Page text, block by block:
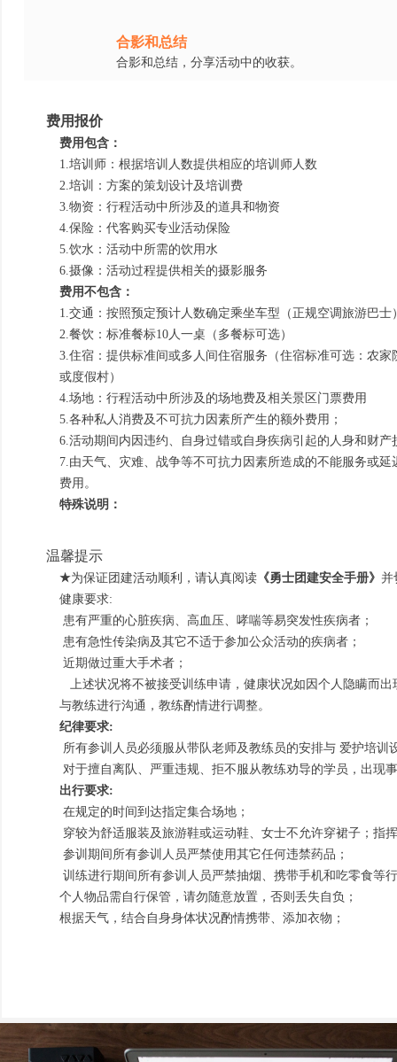
合影和总结
合影和总结，分享活动中的收获。
费用报价
费用包含：
1.培训师：根据培训人数提供相应的培训师人数
2.培训：方案的策划设计及培训费
3.物资：行程活动中所涉及的道具和物资
4.保险：代客购买专业活动保险
5.饮水：活动中所需的饮用水
6.摄像：活动过程提供相关的摄影服务
费用不包含：
1.交通：按照预定预计人数确定乘坐车型（正规空调旅游巴
2.餐饮：标准餐标10人一桌（多餐标可选）
3.住宿：提供标准间或多人间住宿服务（住宿标准可选：农家
或度假村）
4.场地：行程活动中所涉及的场地费及相关景区门票费用
5.各种私人消费及不可抗力因素所产生的额外费用；
6.活动期间内因违约、自身过错或自身疾病引起的人身和财
7.由天气、灾难、战争等不可抗力因素所造成的不能服务或延
费用。
特殊说明：
温馨提示
★为保证 团建活动顺利，请认真阅读 《勇士团建安全手册》 并
健康要求:
患有严重的心脏疾病、高血压、哮喘等易突发性疾病者；
患有急性传染病及其它不适于参加公众活动的疾病者；
近期做过重大手术者；
上述状况将不被接受训练申请，健康状况如因个人隐瞒而
与教练进行沟通，教练酌情进行调整。
纪律要求:
所有参训人员必须服从带队老师及教练员的安排与 爱护培
对于擅自离队、严重违规、拒不服从教练劝导的学员，出现
出行要求:
在规定的时间到达指定集合场地；
穿较为舒适服装及旅游鞋或运动鞋、女士不允许穿裙子；指
参训期间所有参训人员严禁使用其它任何违禁药品；
训练进行期间所有参训人员严禁抽烟、携带手机和吃零食等
个人物品需自行保管，请勿随意放置，否则丢失自负；
根据天气，结合自身身体状况酌情携带、添加衣物；